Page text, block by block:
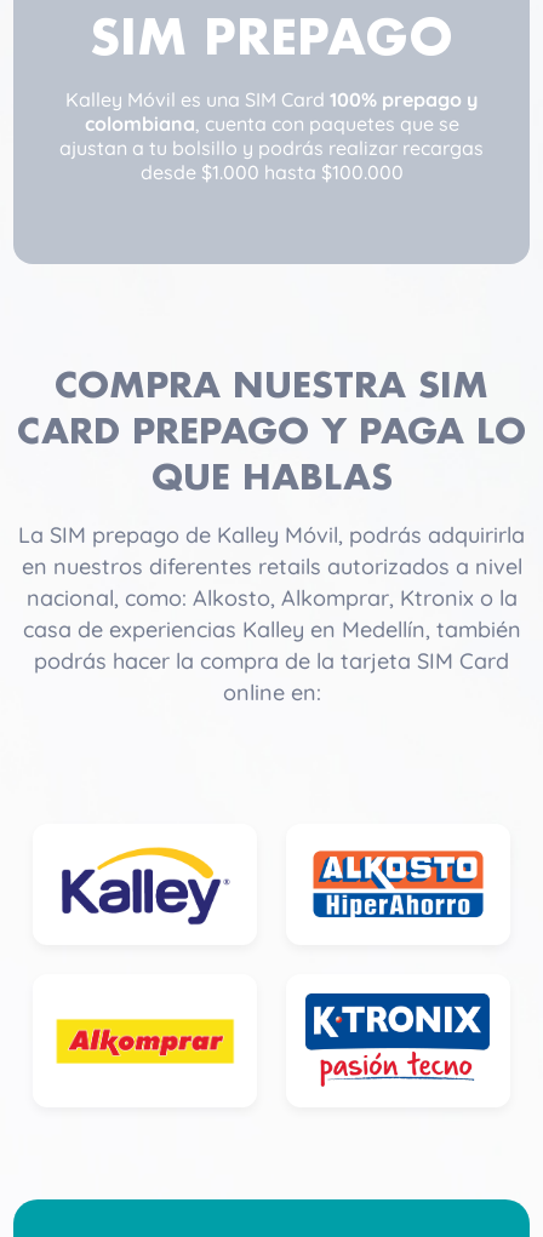
SIM PREPAGO
Kalley Móvil es una SIM Card 100% prepago y
colombiana, cuenta con paquetes que se
ajustan a tu bolsillo y podrás realizar recargas
desde $1.000 hasta $100.000
COMPRA NUESTRA SIM
CARD PREPAGO Y PAGA LO
QUE HABLAS
La SIM prepago de Kalley Móvil, podrás adquirirla
en nuestros diferentes retails autorizados a nivel
nacional, como: Alkosto, Alkomprar, Ktronix o la
casa de experiencias Kalley en Medellín, también
podrás hacer la compra de la tarjeta SIM Card
online en: